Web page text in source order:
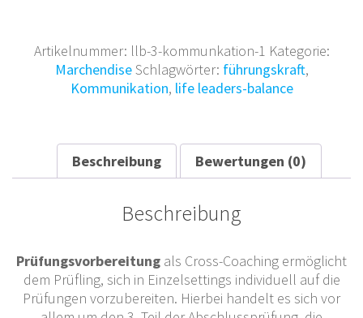
Präsentation
im
Fachgespräch
Artikelnummer: llb-3-kommunkation-1 Kategorie:
MarchendiseSchlagwörter: führungskraft,
Kommunikation, life leaders-balance
Beschreibung Bewertungen (0)
Beschreibung
Prüfungsvorbereitung als Cross-Coaching ermöglicht
dem Prüfling, sich in Einzelsettings individuell auf die
Prüfungen vorzubereiten. Hierbei handelt es sich vor